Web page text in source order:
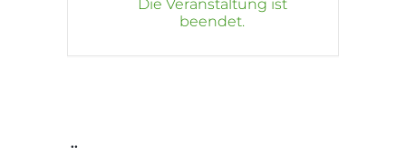
Die Veranstaltung ist
beendet.